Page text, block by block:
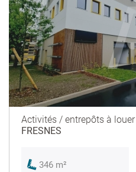
Activités / entrepôts à louer
FRESNES
346 m²